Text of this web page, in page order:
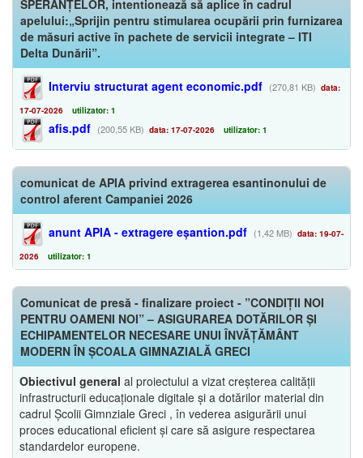
SPERANȚELOR, intentionează să aplice în cadrul
apelului:„Sprijin pentru stimularea ocupării prin furnizarea
de măsuri active în pachete de servicii integrate – ITI
Delta Dunării”.
Interviu structurat agent economic.pdf (270,81 KB) data:
17-07-2026 utilizator: 1
afis.pdf (200,55 KB) data: 17-07-2026 utilizator: 1
comunicat de APIA privind extragerea esantinonului de
control aferent Campaniei 2026
anunt APIA - extragere eșantion.pdf (1,42 MB) data: 19-07-
2026 utilizator: 1
Comunicat de presă - finalizare proiect - ”CONDIȚII NOI
PENTRU OAMENI NOI” – ASIGURAREA DOTĂRILOR ȘI
ECHIPAMENTELOR NECESARE UNUI ÎNVĂȚĂMÂNT
MODERN ÎN ȘCOALA GIMNAZIALĂ GRECI
Obiectivul general al proiectului a vizat creșterea calității
infrastructurii educaționale digitale și a dotărilor material din
cadrul Școlii Gimnziale Greci , în vederea asigurării unui
proces educational eficient și care să asigure respectarea
standardelor europene.